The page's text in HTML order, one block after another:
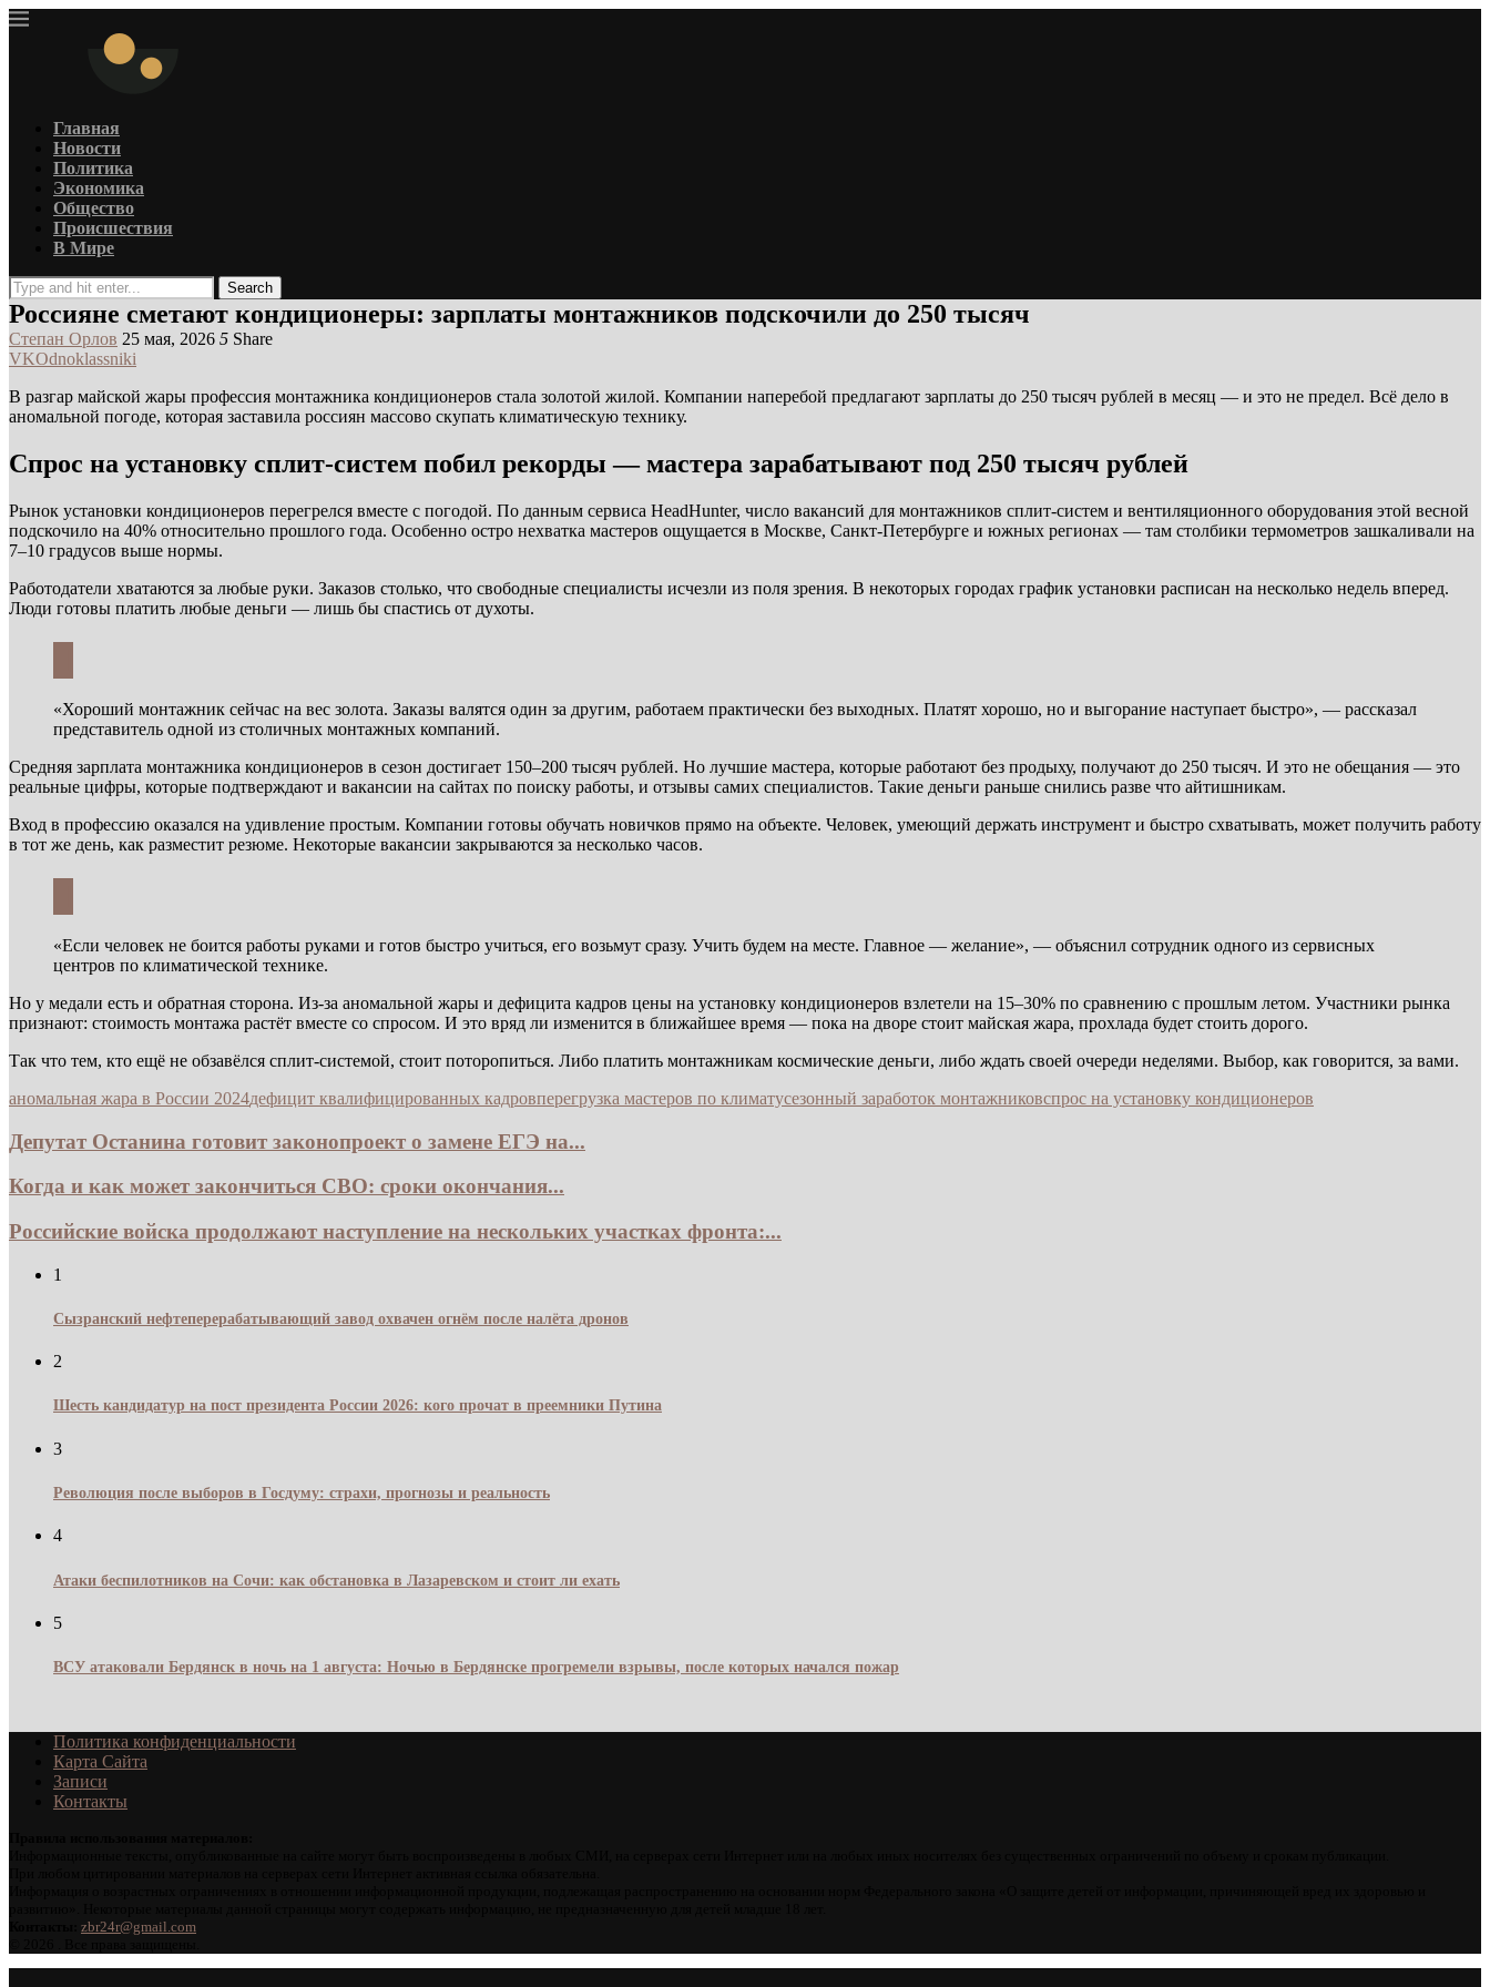
Главная
Новости
Политика
Экономика
Общество
Происшествия
В Мире
Search
Россияне сметают кондиционеры: зарплаты монтажников подскочили до 250 тысяч
Степан Орлов 25 мая, 2026 5 Share
VKOdnoklassniki
В разгар майской жары профессия монтажника кондиционеров стала золотой жилой. Компании наперебой предлагают зарплаты до 250 тысяч рублей в месяц — и это не предел. Всё дело в
аномальной погоде, которая заставила россиян массово скупать климатическую технику.
Спрос на установку сплит-систем побил рекорды — мастера зарабатывают под 250 тысяч рублей
Рынок установки кондиционеров перегрелся вместе с погодой. По данным сервиса HeadHunter, число вакансий для монтажников сплит-систем и вентиляционного оборудования этой весной
подскочило на 40% относительно прошлого года. Особенно остро нехватка мастеров ощущается в Москве, Санкт-Петербурге и южных регионах — там столбики термометров зашкаливали на
7–10 градусов выше нормы.
Работодатели хватаются за любые руки. Заказов столько, что свободные специалисты исчезли из поля зрения. В некоторых городах график установки расписан на несколько недель вперед.
Люди готовы платить любые деньги — лишь бы спастись от духоты.
«Хороший монтажник сейчас на вес золота. Заказы валятся один за другим, работаем практически без выходных. Платят хорошо, но и выгорание наступает быстро», — рассказал
представитель одной из столичных монтажных компаний.
Средняя зарплата монтажника кондиционеров в сезон достигает 150–200 тысяч рублей. Но лучшие мастера, которые работают без продыху, получают до 250 тысяч. И это не обещания — это
реальные цифры, которые подтверждают и вакансии на сайтах по поиску работы, и отзывы самих специалистов. Такие деньги раньше снились разве что айтишникам.
Вход в профессию оказался на удивление простым. Компании готовы обучать новичков прямо на объекте. Человек, умеющий держать инструмент и быстро схватывать, может получить работу
в тот же день, как разместит резюме. Некоторые вакансии закрываются за несколько часов.
«Если человек не боится работы руками и готов быстро учиться, его возьмут сразу. Учить будем на месте. Главное — желание», — объяснил сотрудник одного из сервисных
центров по климатической технике.
Но у медали есть и обратная сторона. Из-за аномальной жары и дефицита кадров цены на установку кондиционеров взлетели на 15–30% по сравнению с прошлым летом. Участники рынка
признают: стоимость монтажа растёт вместе со спросом. И это вряд ли изменится в ближайшее время — пока на дворе стоит майская жара, прохлада будет стоить дорого.
Так что тем, кто ещё не обзавёлся сплит-системой, стоит поторопиться. Либо платить монтажникам космические деньги, либо ждать своей очереди неделями. Выбор, как говорится, за вами.
аномальная жара в России 2024дефицит квалифицированных кадровперегрузка мастеров по климатусезонный заработок монтажниковспрос на установку кондиционеров
Депутат Останина готовит законопроект о замене ЕГЭ на...
Когда и как может закончиться СВО: сроки окончания...
Российские войска продолжают наступление на нескольких участках фронта:...
1
Сызранский нефтеперерабатывающий завод охвачен огнём после налёта дронов
2
Шесть кандидатур на пост президента России 2026: кого прочат в преемники Путина
3
Революция после выборов в Госдуму: страхи, прогнозы и реальность
4
Атаки беспилотников на Сочи: как обстановка в Лазаревском и стоит ли ехать
5
ВСУ атаковали Бердянск в ночь на 1 августа: Ночью в Бердянске прогремели взрывы, после которых начался пожар
Политика конфиденциальности
Карта Сайта
Записи
Контакты
zbr24r@gmail.com